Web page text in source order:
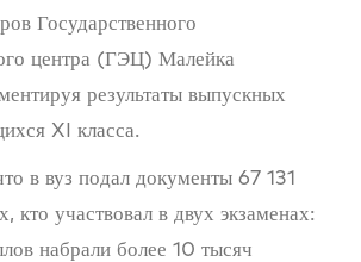
Государственного
центра (ГЭЦ) Малейка
результаты выпускных
XI класса.
в вуз подал документы 67 131
кто участвовал в двух экзаменах:
набрали более 10 тысяч